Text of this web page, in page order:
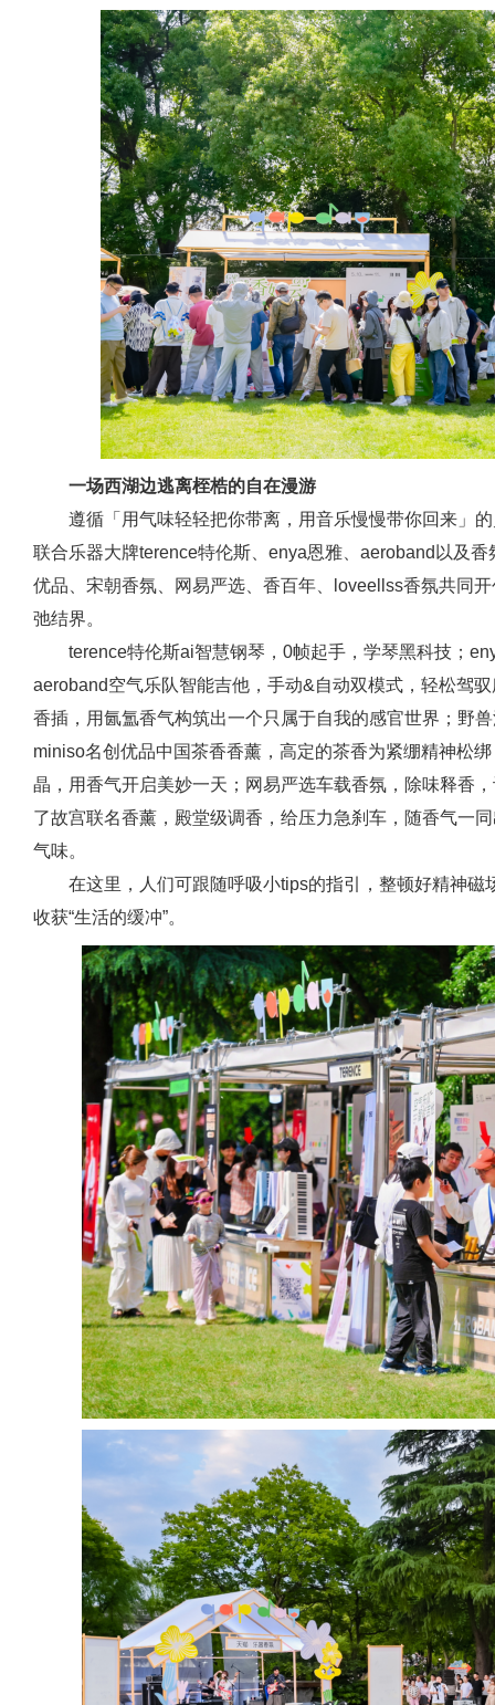
一场西湖边逃离桎梏的自在漫游
遵循「用气味轻轻把你带离，用音乐慢慢带你回来」
联合乐器大牌terence特伦斯、enya恩雅、aeroband以及
优品、宋朝香氛、网易严选、香百年、loveellss香氛共同
弛结界。
terence特伦斯ai智慧钢琴，0帧起手，学琴黑科技；
aeroband空气乐队智能吉他，手动&自动双模式，轻松驾
香插，用氤氲香气构筑出一个只属于自我的感官世界；野
miniso名创优品中国茶香香薰，高定的茶香为紧绷精神松
晶，用香气开启美妙一天；网易严选车载香氛，除味释香
了故宫联名香薰，殿堂级调香，给压力急刹车，随香气一
气味。
在这里，人们可跟随呼吸小tips的指引，整顿好精神
收获“生活的缓冲”。